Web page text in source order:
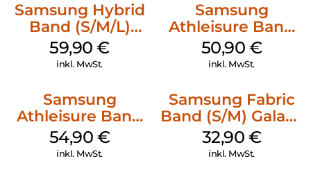
Samsung Hybrid
Band (S/M/L)
Galaxy
Watch8/Watch8
59,90€
inkl. MwSt.
Samsung
Athleisure Band
(M/L) Galaxy
Watch8/Watch8
50,90 €
inkl. MwSt.
Samsung
Athleisure Band
(S/M) Galaxy
Watch8/Watch8
54,90 €
inkl. MwSt.
Samsung Fabric
Band (S/M) Galaxy
Watch8/Watch8
Classic Red
32,90 €
inkl. MwSt.